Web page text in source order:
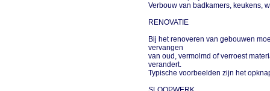
Verbouw van badkamers, keukens,
RENOVATIE
Bij het renoveren van gebouwen
vervangen
van oud, vermolmd of verroest
verandert.
Typische voorbeelden zijn het